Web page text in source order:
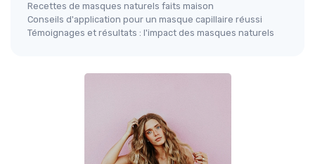
Recettes de masques naturels faits maison
Conseils d'application pour un masque capillaire réussi
Témoignages et résultats : l'impact des masques naturels